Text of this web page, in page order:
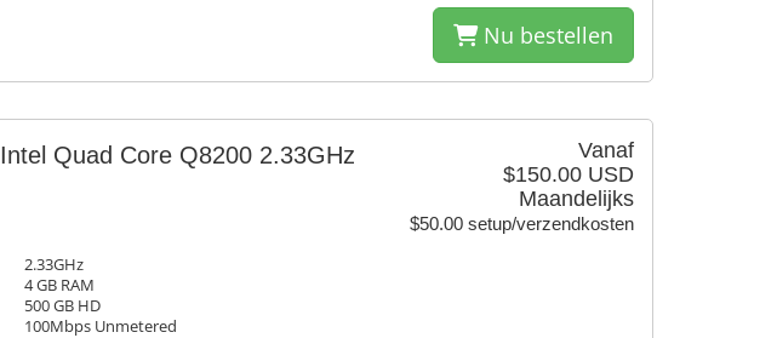
Nu bestellen
Vanaf
$150.00 USD
Maandelijks
$50.00 setup/verzendkosten
Intel Quad Core Q8200 2.33GHz
2.33GHz
4 GB RAM
500 GB HD
100Mbps Unmetered